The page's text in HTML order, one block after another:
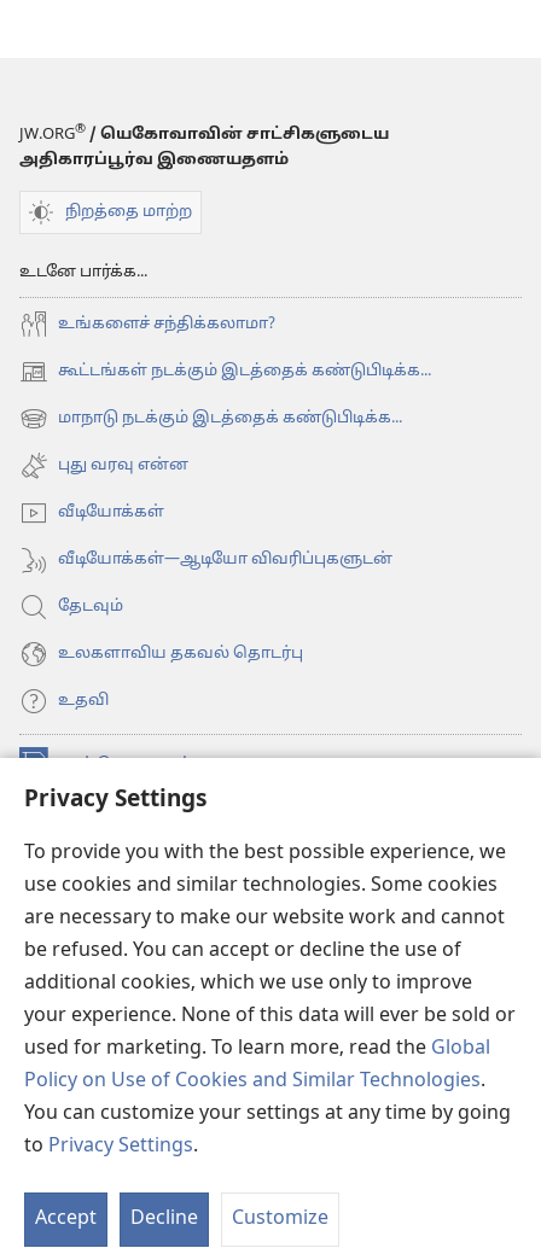
Privacy Settings
To provide you with the best possible experience, we
use cookies and similar technologies. Some cookies
are necessary to make our website work and cannot
be refused. You can accept or decline the use of
additional cookies, which we use only to improve
your experience. None of this data will ever be sold or
used for marketing. To learn more, read the Global
Policy on Use of Cookies and Similar Technologies.
You can customize your settings at any time by going
to Privacy Settings.
Accept Decline Customize
JW.ORG® / யெகோவாவின் சாட்சிகளுடைய
அதிகாரப்பூர்வ இணையதளம்
நிறத்தை மாற்ற
உடனே பார்க்க...
உங்களைச் சந்திக்கலாமா?
கூட்டங்கள் நடக்கும் இடத்தைக் கண்டுபிடிக்க...
(opens
new மாநாடு நடக்கும் இடத்தைக் கண்டுபிடிக்க...
(opens
new
window)
புது வரவு என்ன
வீடியோக்கள்
வீடியோக்கள்—ஆடியோ விவரிப்புகளுடன்
தேடவும்
உலகளாவிய தகவல் தொடர்பு
உதவி
நன்கொடைகள்
new
(opens
new
JW Hub®
window)JW லைப்ரரி
உவாட்ச்டவர் லைப்ரரி
Copyright© 2026 Watch Tower Bible and Tract Society of Pennsylvania.